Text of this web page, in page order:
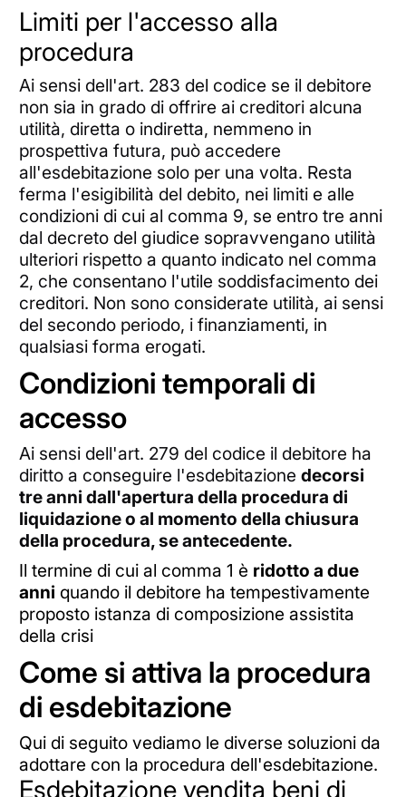
Limiti per l'accesso alla
procedura
Ai sensi dell'art. 283 del codice se il debitore
non sia in grado di offrire ai creditori alcuna
utilità, diretta o indiretta, nemmeno in
prospettiva futura, può accedere
all'esdebitazione solo per una volta. Resta
ferma l'esigibilità del debito, nei limiti e alle
condizioni di cui al comma 9, se entro tre anni
dal decreto del giudice sopravvengano utilità
ulteriori rispetto a quanto indicato nel comma
2, che consentano l'utile soddisfacimento dei
creditori. Non sono considerate utilità, ai sensi
del secondo periodo, i finanziamenti, in
qualsiasi forma erogati.
Condizioni temporali di
accesso
Ai sensi dell'art. 279 del codice il debitore ha
diritto a conseguire l'esdebitazione decorsi
tre anni dall'apertura della procedura di
liquidazione o al momento della chiusura
della procedura, se antecedente.
Il termine di cui al comma 1 è ridotto a due
anni quando il debitore ha tempestivamente
proposto istanza di composizione assistita
della crisi
Come si attiva la procedura
di esdebitazione
Qui di seguito vediamo le diverse soluzioni da
adottare con la procedura dell'esdebitazione.
Esdebitazione vendita beni di